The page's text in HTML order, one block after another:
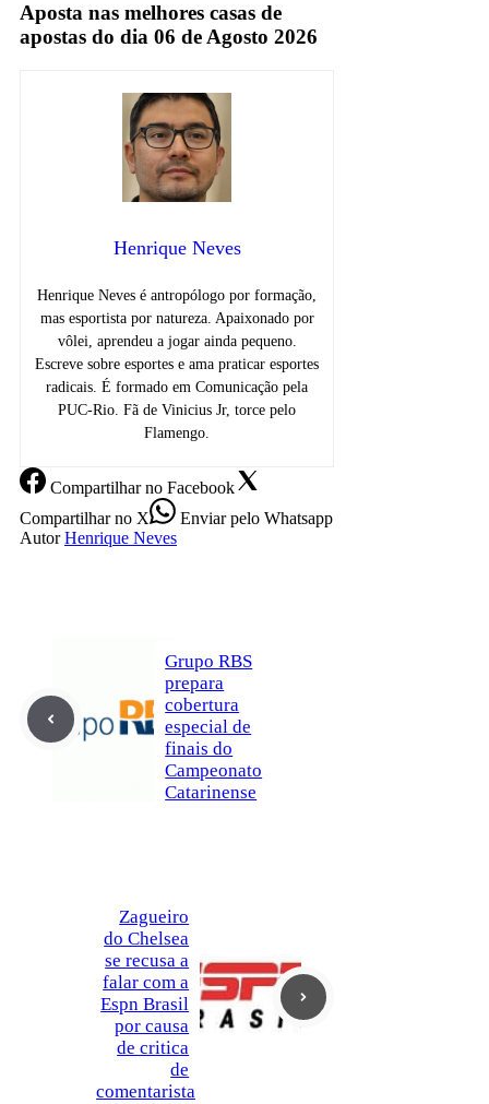
Aposta nas melhores casas de
apostas do dia 06 de Agosto 2026
Henrique Neves
Henrique Neves é antropólogo por formação,
mas esportista por natureza. Apaixonado por
vôlei, aprendeu a jogar ainda pequeno.
Escreve sobre esportes e ama praticar esportes
radicais. É formado em Comunicação pela
PUC-Rio. Fã de Vinicius Jr, torce pelo
Flamengo.
Compartilharno Facebook
Compartilharno X Enviarpelo Whatsapp
Autor Henrique Neves
Grupo RBS
prepara
cobertura
especial de
finais do
Campeonato
Catarinense
Zagueiro
do Chelsea
se recusa a
falar com a
Espn Brasil
por causa
de critica
de
comentarista